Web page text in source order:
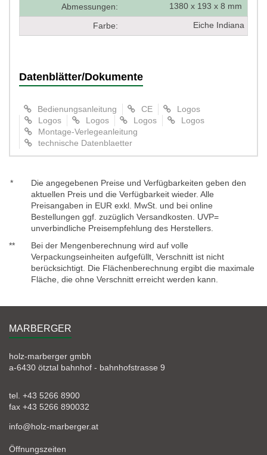
Abmessungen: 1380 x 193 x 8 mm
Farbe: Eiche Indiana
Datenblätter/Dokumente
Bedienungsanleitung CE
Logos
Logos
Logos Logos
Logos
Montage-Verlegeanleitung
technische Datenblaetter
*
Die angegebenen Preise und Verfügbarkeiten geben den
aktuellen Preis und die Verfügbarkeit wieder. Alle
Preisangaben in EUR exkl. MwSt. und bei online
Bestellungen ggf. zuzüglich Versandkosten. UVP=
unverbindliche Preisempfehlung des Herstellers.
**
Bei der Mengenberechnung wird auf volle
Verpackungseinheiten aufgefüllt, Verschnitt ist nicht
berücksichtigt. Die Flächenberechnung ergibt die maximale
Fläche, die ohne Verschnitt erreicht werden kann.
MARBERGER
holz-marberger gmbh
a-6430 ötztal bahnhof - bahnhofstrasse 9
tel. +43 5266 8900
fax +43 5266 890032
info@holz-marberger.at
Öffnungszeiten